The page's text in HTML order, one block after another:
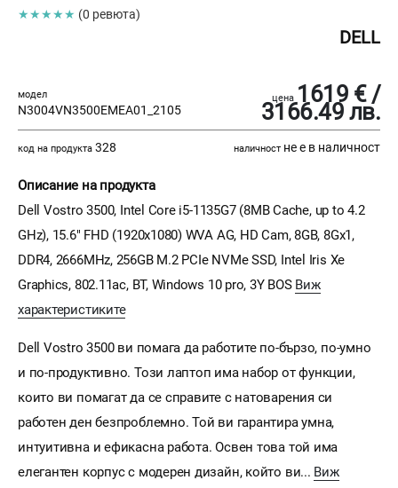
★★★★★ (0 ревюта)
DELL
модел
N3004VN3500EMEA01_2105
цена 1619 € /
3166.49 лв.
код на продукта 328 наличност не е в наличност
Описание на продукта
Dell Vostro 3500, Intel Core i5-1135G7 (8MB Cache, up to 4.2
GHz), 15.6" FHD (1920x1080) WVA AG, HD Cam, 8GB, 8Gx1,
DDR4, 2666MHz, 256GB M.2 PCIe NVMe SSD, Intel Iris Xe
Graphics, 802.11ac, BT, Windows 10 pro, 3Y BOS Виж
характеристиките
Dell Vostro 3500 ви помага да работите по-бързо, по-умно
и по-продуктивно. Този лаптоп има набор от функции,
които ви помагат да се справите с натоварения си
работен ден безпроблемно. Той ви гарантира умна,
интуитивна и ефикасна работа. Освен това той има
елегантен корпус с модерен дизайн, който ви... Виж